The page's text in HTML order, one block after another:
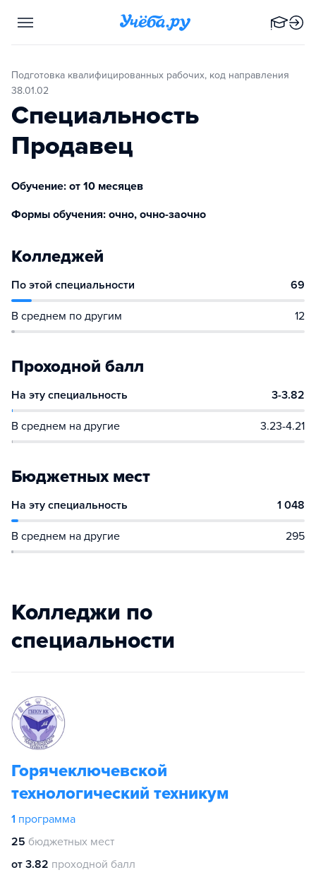
Подготовка квалифицированных рабочих, код направления
38.01.02
Специальность
Продавец
Обучение: от 10 месяцев
Формы обучения: очно, очно-заочно
Колледжей
По этой специальности 69
В среднем по другим 12
Проходной балл
На эту специальность 3-3.82
В среднем на другие 3.23-4.21
Бюджетных мест
На эту специальность 1 048
В среднем на другие 295
Колледжи по
специальности
Горячеключевской
технологический техникум
1 программа
25 бюджетных мест
от 3.82 проходной балл